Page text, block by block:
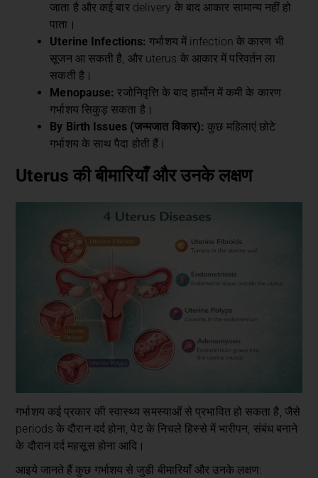
जाता है और कई बार delivery के बाद आकार सामान्य नहीं हो
पाता।
Uterine Infections: गर्भाशय में infection के कारण भी
सूजन आ सकती है, और uterus के आकार में परिवर्तन ला
सकती है।
Menopause: रजोनिवृत्ति के बाद हार्मोन में कमी के कारण
गर्भाशय सिकुड़ सकता है।
By Birth Issues (जन्मजात विकार): कुछ महिलाएं छोटे
गर्भाशय के साथ पैदा होती हैं।
Uterus की बीमारियाँ और उनके लक्षण
गर्भाशय कई प्रकार की स्वास्थ्य समस्याओं से प्रभावित हो सकता है, जैसे
periods के दौरान दर्द होना, पेट के निचले हिस्से में भारीपन, संबंध बनाने
के दौरान दर्द महसूस होना आदि।
आइये जानते हैं कुछ गर्भाशय से जुडी बीमारियाँ और उनके लक्षण: